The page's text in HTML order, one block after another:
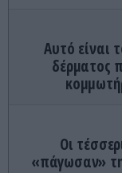
Αυτό είναι
δέρματος
Οι
«πάγωσαν»